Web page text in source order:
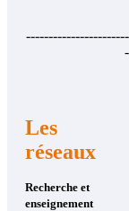
Les
réseaux
Recherche et
enseignement